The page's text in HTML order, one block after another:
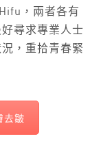
，兩者各有
尋求專業人士
，重拾青春緊
去皺